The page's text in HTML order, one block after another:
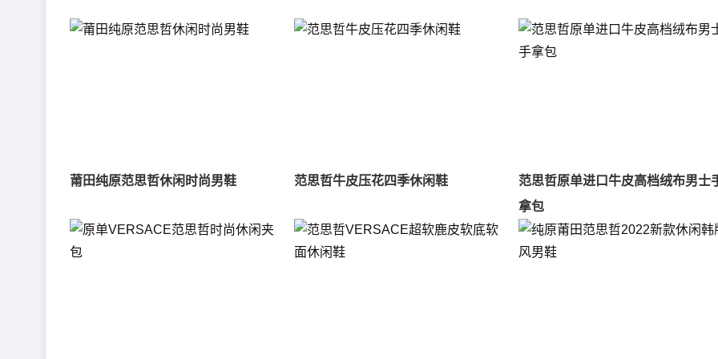
莆田纯原范思哲休闲时尚男鞋 范思哲牛皮压花四季休闲鞋
范思哲原单进口牛皮高档绒布男士
拿包